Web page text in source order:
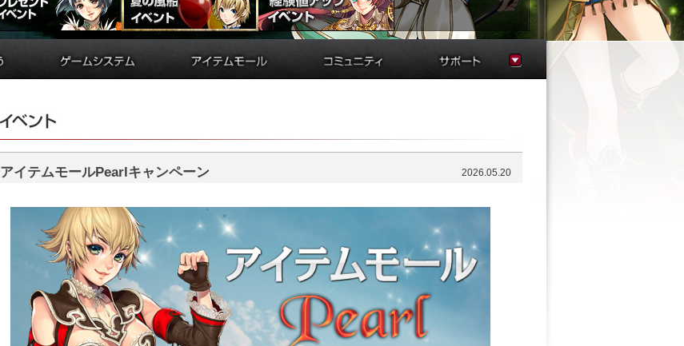
バトルアリーナ
ダンジョン
購入履歴
シルクガチャ
アイテム受け取りフォーム
連絡帳
アイテムモールPearlキャンペーン 2026.05.20